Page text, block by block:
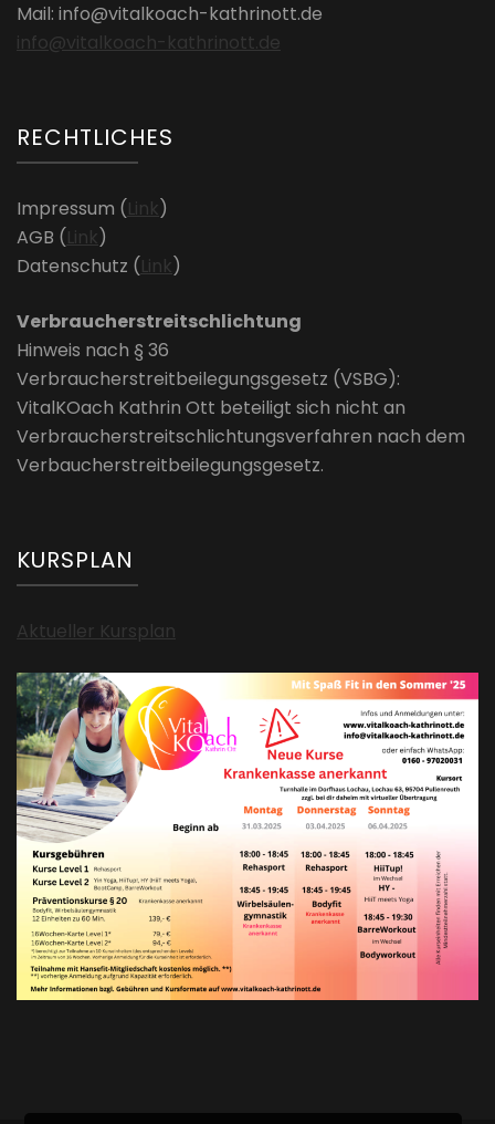
Mail: info@vitalkoach-kathrinott.de
info@vitalkoach-kathrinott.de
RECHTLICHES
Impressum (Link)
AGB (Link)
Datenschutz (Link)
Verbraucherstreitschlichtung
Hinweis nach § 36
Verbraucherstreitbeilegungsgesetz (VSBG):
VitalKOach Kathrin Ott beteiligt sich nicht an
Verbraucherstreitschlichtungsverfahren nach dem
Verbaucherstreitbeilegungsgesetz.
KURSPLAN
Aktueller Kursplan